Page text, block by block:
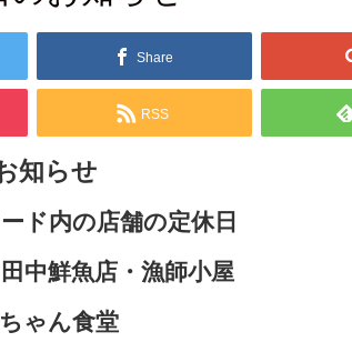
Share
RSS
知らせ
ド内の店舗の定休日
田中鮮魚店・漁師小屋
ゃん食堂